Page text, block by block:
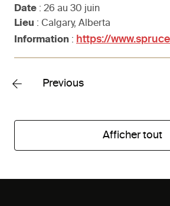
Date : 26 au 30 juin
Lieu : Calgary, Alberta
Information : https://
Previous
Afficher tout